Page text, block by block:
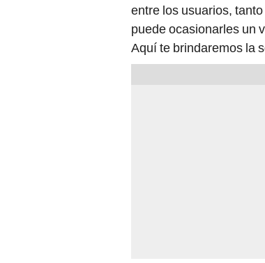
entre los usuarios,
puede ocasionarles un
Aquí te brindaremos la